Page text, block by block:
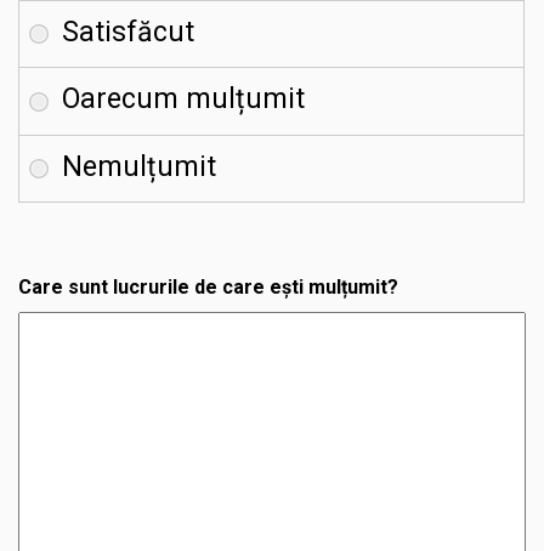
Care sunt lucrurile de care ești mulțumit?